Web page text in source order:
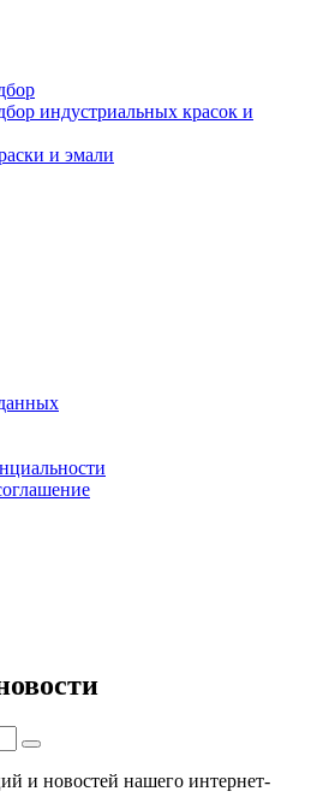
индустриальных красок и
и эмали
и новостей нашего интернет-